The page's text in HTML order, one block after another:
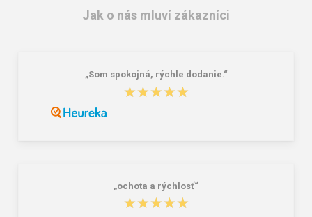
Jak o nás mluví zákazníci
„Som spokojná, rýchle dodanie.“
★★★★★
★★★★★
„ochota a rýchlosť“
★★★★★
★★★★★